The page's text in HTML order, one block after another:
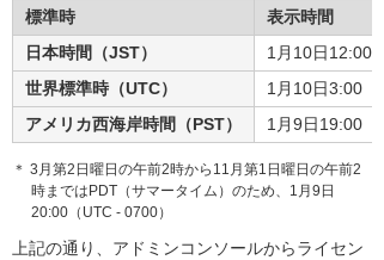
標準時
表示時間
日本時間（JST）
1月10日12:00
世界標準時（UTC）
1月10日3:00
アメリカ西海岸時間（PST）
1月9日19:00（
＊ 3月第2日曜日の午前2時から11月第1日曜日の午前2
時まではPDT（サマータイム）のため、1月9日
20:00（UTC - 0700）
上記の通り、アドミンコンソールからライセン